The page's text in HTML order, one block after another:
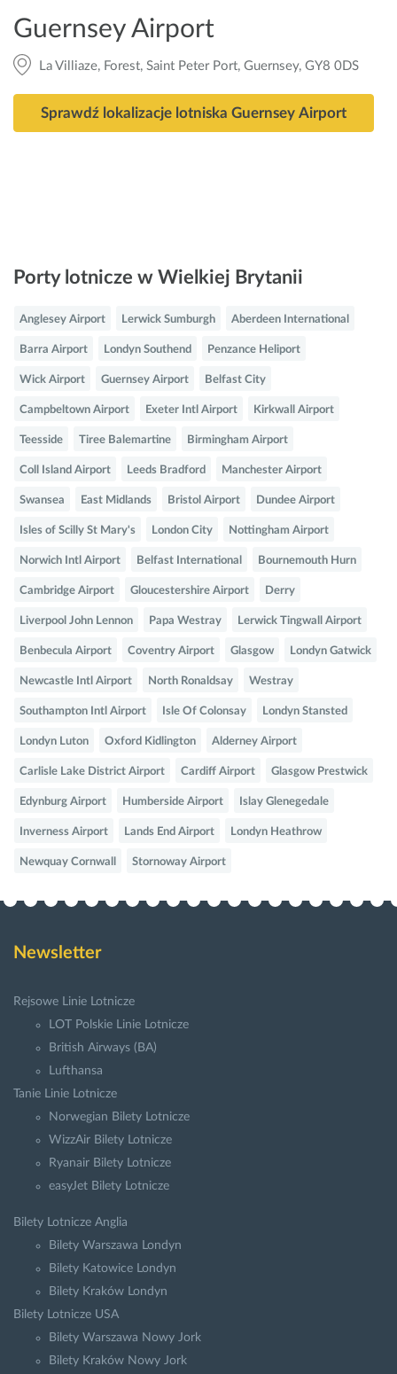
Guernsey Airport
La Villiaze, Forest, Saint Peter Port, Guernsey, GY8 0DS
Sprawdź lokalizacje lotniska Guernsey Airport
Porty lotnicze w Wielkiej Brytanii
Anglesey Airport Lerwick Sumburgh Aberdeen International
Barra Airport Londyn Southend Penzance Heliport
Wick Airport Guernsey Airport Belfast City
Campbeltown Airport Exeter Intl Airport Kirkwall Airport
Teesside Tiree Balemartine Birmingham Airport
Coll Island Airport Leeds Bradford Manchester Airport
Swansea East Midlands Bristol Airport Dundee Airport
Isles of Scilly St Mary's London City Nottingham Airport
Norwich Intl Airport Belfast International Bournemouth Hurn
Cambridge Airport Gloucestershire Airport Derry
Liverpool John Lennon Papa Westray Lerwick Tingwall Airport
Benbecula Airport Coventry Airport Glasgow Londyn Gatwick
Newcastle Intl Airport North Ronaldsay Westray
Southampton Intl Airport Isle Of Colonsay Londyn Stansted
Londyn Luton Oxford Kidlington Alderney Airport
Carlisle Lake District Airport Cardiff Airport Glasgow Prestwick
Edynburg Airport Humberside Airport Islay Glenegedale
Inverness Airport Lands End Airport Londyn Heathrow
Newquay Cornwall Stornoway Airport
Newsletter
Rejsowe Linie Lotnicze
LOT Polskie Linie Lotnicze
British Airways (BA)
Lufthansa
Tanie Linie Lotnicze
Norwegian Bilety Lotnicze
WizzAir Bilety Lotnicze
Ryanair Bilety Lotnicze
easyJet Bilety Lotnicze
Bilety Lotnicze Anglia
Bilety Warszawa Londyn
Bilety Katowice Londyn
Bilety Kraków Londyn
Bilety Lotnicze USA
Bilety Warszawa Nowy Jork
Bilety Kraków Nowy Jork